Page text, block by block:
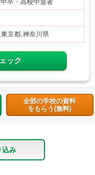
卒・高校中退者
京都,神奈川県
ック
全部の学校の資料
をもらう(無料)
込み